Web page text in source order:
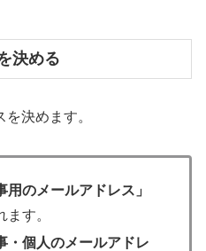
決める
決めます。
のメールアドレス」
す。
・個人のメールアドレ